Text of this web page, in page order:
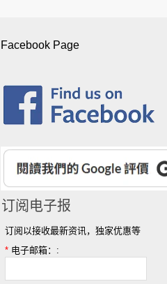
Facebook Page
订阅电子报
订阅以接收最新资讯，独家优惠等
* 电子邮箱：: